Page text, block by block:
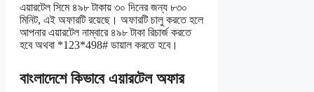
এয়ারটেল সিমে ৪৯৮ টাকায় ৩০ দিনের জন্য ৮৩০
মিনিট, এই অফারটি রয়েছে। অফারটি চালু করতে হলে
আপনার এয়ারটেল নাম্বারে ৪৯৮ টাকা রিচার্জ করতে
হবে অথবা *123*498# ডায়াল করতে হবে।
বাংলাদেশে কিভাবে এয়ারটেল অফার